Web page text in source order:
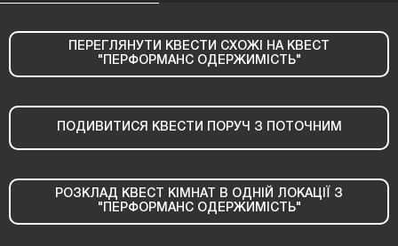
ПЕРЕГЛЯНУТИ КВЕСТИ СХОЖІ НА КВЕСТ
"ПЕРФОРМАНС ОДЕРЖИМІСТЬ"
ПОДИВИТИСЯ КВЕСТИ ПОРУЧ З ПОТОЧНИМ
РОЗКЛАД КВЕСТ КІМНАТ В ОДНІЙ ЛОКАЦІЇ З
"ПЕРФОРМАНС ОДЕРЖИМІСТЬ"